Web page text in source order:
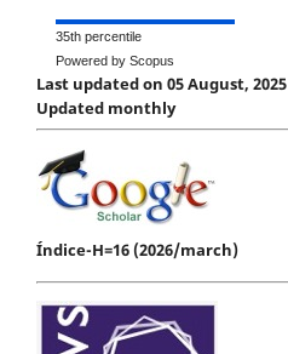
35th percentile
Powered by Scopus
Last updated on 05 August, 2025
Updated monthly
Índice-H=16 (2026/march)